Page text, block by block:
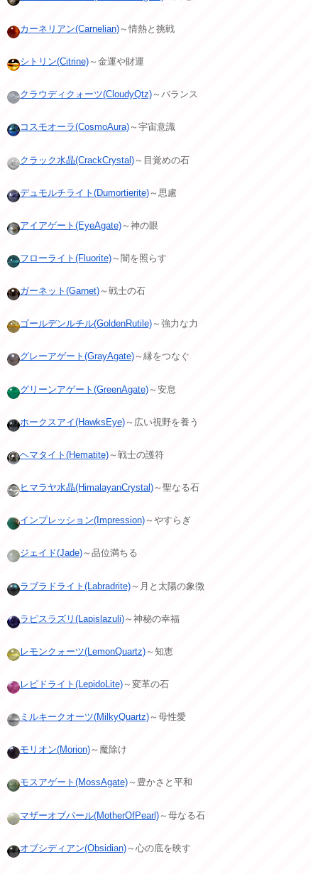
カーネリアン(Carnelian)～情熱と挑戦
シトリン(Citrine)～金運や財運
クラウディクォーツ(CloudyQtz)～バランス
コスモオーラ(CosmoAura)～宇宙意識
クラック水晶(CrackCrystal)～目覚めの石
デュモルチライト(Dumortierite)～思慮
アイアゲート(EyeAgate)～神の眼
フローライト(Fluorite)～闇を照らす
ガーネット(Garnet)～戦士の石
ゴールデンルチル(GoldenRutile)～強力な力
グレーアゲート(GrayAgate)～縁をつなぐ
グリーンアゲート(GreenAgate)～安息
ホークスアイ(HawksEye)～広い視野を養う
ヘマタイト(Hematite)～戦士の護符
ヒマラヤ水晶(HimalayanCrystal)～聖なる石
インプレッション(Impression)～やすらぎ
ジェイド(Jade)～品位満ちる
ラブラドライト(Labradrite)～月と太陽の象徴
ラピスラズリ(Lapislazuli)～神秘の幸福
レモンクォーツ(LemonQuartz)～知恵
レピドライト(LepidoLite)～変革の石
ミルキークオーツ(MilkyQuartz)～母性愛
モリオン(Morion)～魔除け
モスアゲート(MossAgate)～豊かさと平和
マザーオブパール(MotherOfPearl)～母なる石
オブシディアン(Obsidian)～心の底を映す